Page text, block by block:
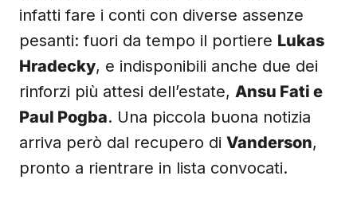
infatti fare i conti con diverse assenze
pesanti: fuori da tempo il portiere Lukas
Hradecky, e indisponibili anche due dei
rinforzi più attesi dell’estate, Ansu Fati e
Paul Pogba. Una piccola buona notizia
arriva però dal recupero di Vanderson,
pronto a rientrare in lista convocati.